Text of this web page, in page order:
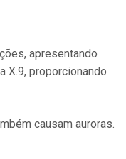
apresentando
X.9, proporcionando
causam auroras.